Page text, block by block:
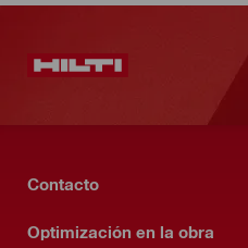
Contacto
Optimización en la obra